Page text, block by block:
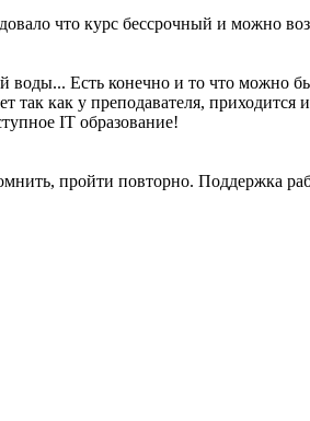
что курс бессрочный и можно
воды... Есть конечно и то что можно
как у преподавателя, приходится
IT образование!
пройти повторно. Поддержка